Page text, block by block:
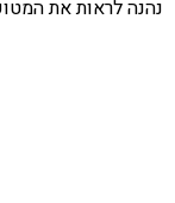
נהנה לראות את